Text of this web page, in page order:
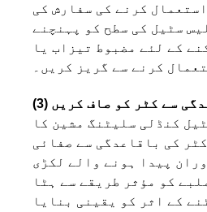
کرنے کی سفارش کی
سٹیل کی سطح کو پہنچنے
کے لئے مضبوط تیزاب یا
کرنے سے گریز کریں۔
سے کٹر کو صاف کریں
کنڈلی سلیٹنگ مشین کا
کی باقاعدگی سے صفائی
پیدا ہونے والے لکڑی
کو مؤثر طریقے سے ہٹا
کے اثر کو یقینی بنایا